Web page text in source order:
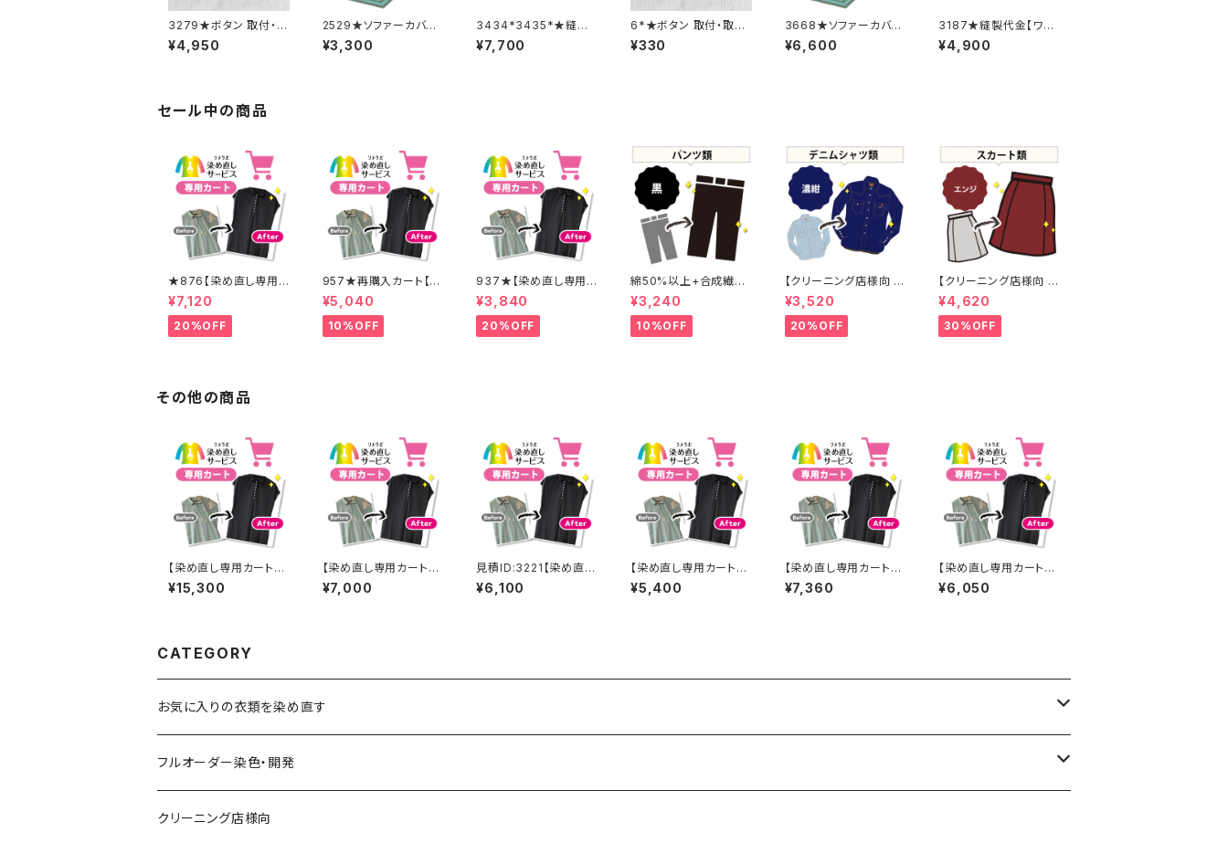
3279★ボタン 取付・取
り外し料金(15個分)
¥4,950
2529★ソファーカバー
追加料金
¥3,300
3434*3435*★縫製
代金【バックル取り外し
取り付け 2着合計分】
¥7,700
6*★ボタン 取付・取り
外し料金(1個分)
¥330
3668★ソファーカバー
追加料金
¥6,600
3187★縫製代金【ワッ
ペン２枚】
¥4,900
セール中の商品
★876【染め直し専用カ
ート】8900円
¥7,120
20%OFF
957★再購入カート【1
0％OFF】
¥5,040
10%OFF
937★【染め直し専用カ
ート】4800円
¥3,840
20%OFF
綿50%以上+合成繊維
+ポリウレタン 黒染め
パンツ 【元色：黒】 -染
め直し[漆黒 - Black]4
01-0076
¥3,240
10%OFF
【クリーニング店様向 プ
レス加工なし】綿100%
濃紺染め シャツ 【元色：
紺(Navy) - 色あせあ
り】 -染め直し[ネイビー
¥3,520
20%OFF
【クリーニング店様向 プ
レス加工なし】綿100%
エンジ染め スカート
【元色：白 - 汚れあり】
-染め直し[臙脂 - ワイ
¥4,620
30%OFF
その他の商品
【染め直し専用カート】1
5300円
¥15,300
【染め直し専用カート】7
000円
¥7,000
見積ID:3221【染め直し
専用カート】6100円
¥6,100
【染め直し専用カート】5
400円
¥5,400
【染め直し専用カート】7
360円
¥7,360
【染め直し専用カート】6
050円
¥6,050
CATEGORY
お気に入りの衣類を染め直す
綿系 100%
黒染め/Black
綿90%以上+合成繊維
フルオーダー染色・開発
カラーマッチング
クリーニング店様向